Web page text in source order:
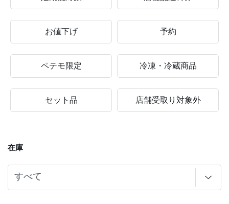
お値下げ 予約
ペテモ限定 冷凍・冷蔵商品
セット品 店舗受取り対象外
在庫